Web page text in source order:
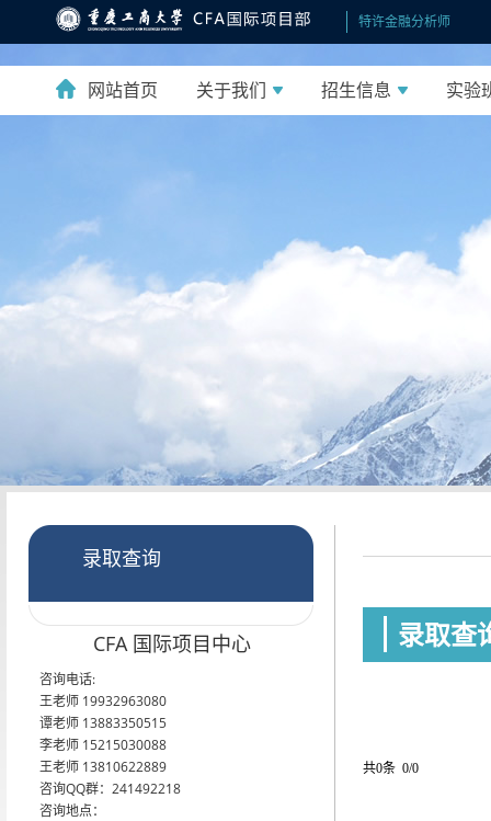
特许金融分析师
网站首页 关于我们 招生信息 实验
录取查询
CFA 国际项目中心
咨询电话:
王老师 19932963080
谭老师 13883350515
李老师 15215030088
王老师 13810622889
咨询QQ群：241492218
咨询地点：
录取查
共0条 0/0